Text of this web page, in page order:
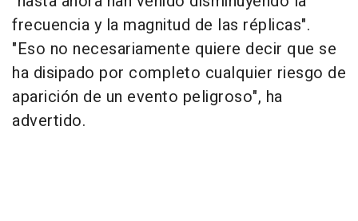
frecuencia y la magnitud de las réplicas".
"Eso no necesariamente quiere decir que se
ha disipado por completo cualquier riesgo de
aparición de un evento peligroso", ha
advertido.